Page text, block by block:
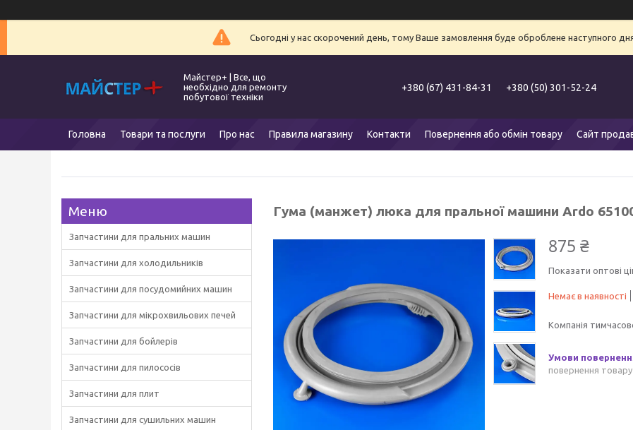
Сьогодні у нас скорочений день, тому Ваше замовлення буде оброблене наступного
Майстер+ | Все, що
необхідно для ремонту
побутової техніки
+380 (67) 431-84-31 +380 (50) 301-52-24
Головна Товари та послуги Про нас Правила магазину Контакти Повернення або обмін товару Сайт
Гума (манжет) люка для пральної машини Ardo
875 ₴
Показати оптові
Немає в наявності
Компанія
повернення
Запчастини для пральних машин
Запчастини для холодильників
Запчастини для посудомийних машин
Запчастини для мікрохвильових печей
Запчастини для бойлерів
Запчастини для пилососів
Запчастини для плит
Запчастини для сушильних машин